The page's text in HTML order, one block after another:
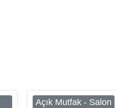
Açık Mutfak - Salon